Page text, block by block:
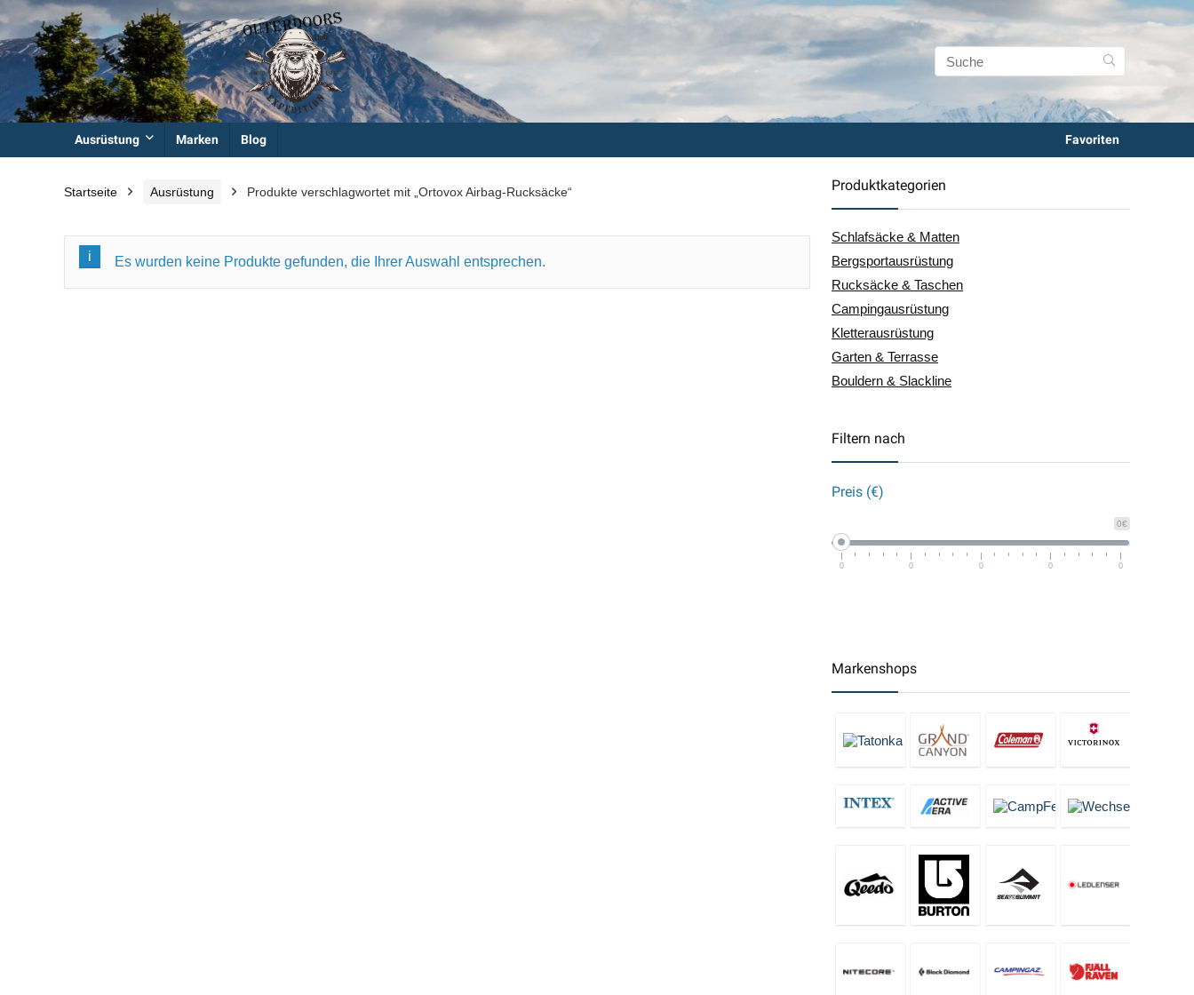
Ausrüstung Marken Blog Favoriten
Startseite Ausrüstung Produkte verschlagwortet mit „Ortovox Airbag-Rucksäcke“
Es wurden keine Produkte gefunden, die Ihrer Auswahl entsprechen.
Produktkategorien
Schlafsäcke & Matten
Bergsportausrüstung
Rucksäcke & Taschen
Campingausrüstung
Kletterausrüstung
Garten & Terrasse
Bouldern & Slackline
Filtern nach
Preis (€)
0€
0 0 0 0 0
Markenshops